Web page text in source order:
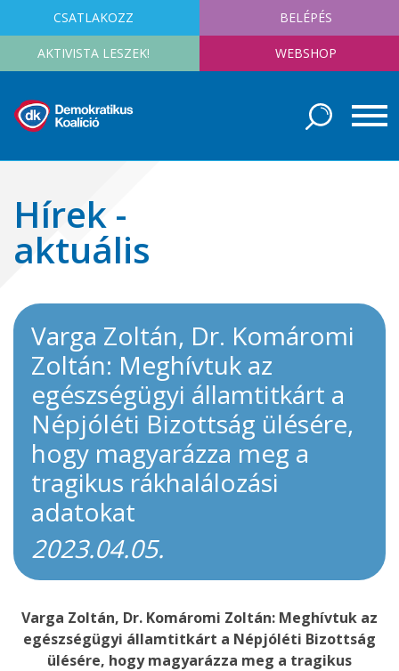
CSATLAKOZZ BELÉPÉS
AKTIVISTA LESZEK! WEBSHOP
Hírek -
aktuális
Varga Zoltán, Dr. Komáromi
Zoltán: Meghívtuk az
egészségügyi államtitkárt a
Népjóléti Bizottság ülésére,
hogy magyarázza meg a
tragikus rákhalálozási
adatokat
2023.04.05.
Varga Zoltán, Dr. Komáromi Zoltán: Meghívtuk az
egészségügyi államtitkárt a Népjóléti Bizottság
ülésére, hogy magyarázza meg a tragikus